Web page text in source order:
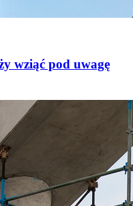
wziąć pod uwagę